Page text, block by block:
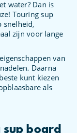
water? Dan is
Touring sup
snelheid,
zijn voor lange
van
Daarna
kunt kiezen
als
sup board